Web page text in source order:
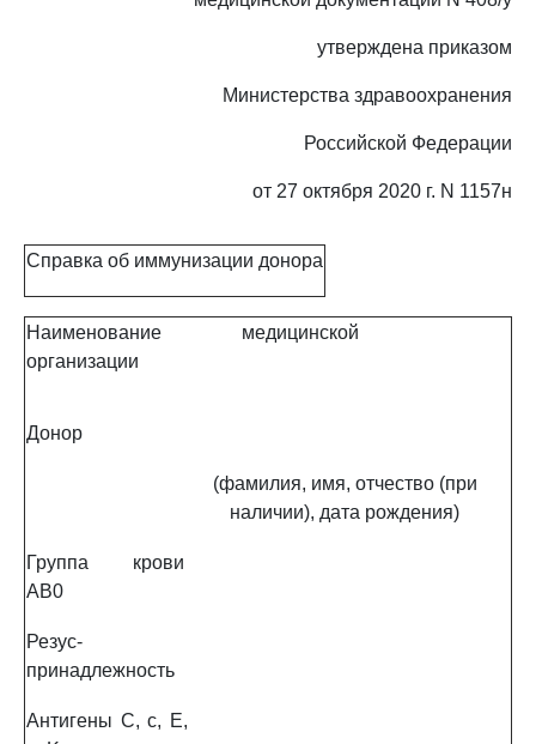
утверждена приказом
Министерства здравоохранения
Российской Федерации
от 27 октября 2020 г. N 1157н
Справка об иммунизации донора
Наименование медицинской
организации
Донор
(фамилия, имя, отчество (при
наличии), дата рождения)
Группа крови
AB0
Резус-
принадлежность
Антигены C, c, E,